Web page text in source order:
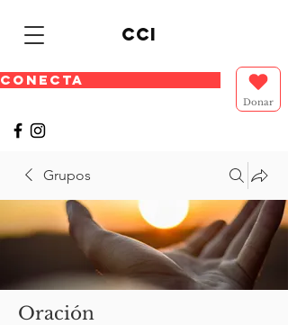
cci
CONECTA
Donar
Grupos
Oración